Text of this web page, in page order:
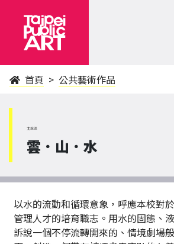
首頁 公共藝術作品
北投區
雲．山．水
以水的流動和循環意象，呼應本校對
管理人才的培育職志。用水的固態、
訴說一個不停流轉開來的、情境劇場